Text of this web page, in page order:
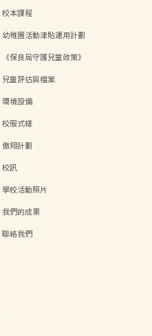
校本課程
幼稚園活動津貼運用計劃
《保良局守護兒童政策》
兒童評估與檔案
環境設備
校服式樣
傲翔計劃
校訊
學校活動照片
我們的成果
聯絡我們